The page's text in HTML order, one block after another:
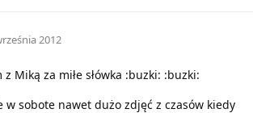
2012
Miką za miłe słówka :buzki: :buzki:
w sobote nawet dużo zdjęć z czasów kiedy